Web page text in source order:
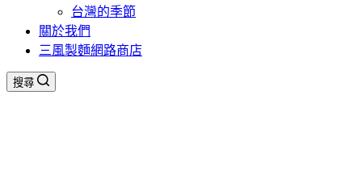
台灣的季節
關於我們
三風製麵網路商店
搜尋